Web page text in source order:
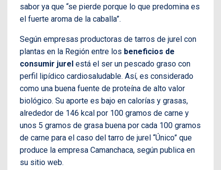
sabor ya que “se pierde porque lo que predomina es
el fuerte aroma de la caballa”.
Según empresas productoras de tarros de jurel con
plantas en la Región entre los beneficios de
consumir jurel está el ser un pescado graso con
perfil lipídico cardiosaludable. Así, es considerado
como una buena fuente de proteína de alto valor
biológico. Su aporte es bajo en calorías y grasas,
alrededor de 146 kcal por 100 gramos de carne y
unos 5 gramos de grasa buena por cada 100 gramos
de carne para el caso del tarro de jurel “Único” que
produce la empresa Camanchaca, según publica en
su sitio web.